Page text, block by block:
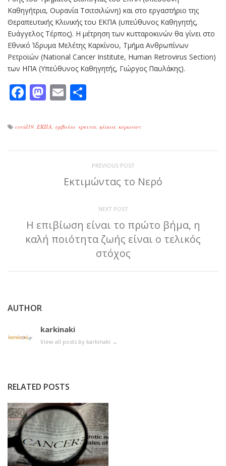
Καθηγήτρια, Ουρανία Τσιτσιλώνη) και στο εργαστήριο της
Θεραπευτικής Κλινικής του ΕΚΠΑ (υπεύθυνος Καθηγητής,
Ευάγγελος Τέρπος). Η μέτρηση των κυτταροκινών θα γίνει στο
Εθνικό Ίδρυμα Μελέτης Καρκίνου, Τμήμα Ανθρωπίνων
Ρετροϊών (National Cancer Institute, Human Retrovirus Section)
των ΗΠΑ (Υπεύθυνος Καθηγητής, Γιώργος Παυλάκης).
Facebook
Mastodon
Email
covid19, ΕΚΠΑ, εμβολιο, ερευνα, ηλικια, κορωνιος
PREVIOUS POST
Εκτιμώντας το Νερό
NEXT POST
Η επιβίωση είναι το πρώτο βήμα, η
καλή ποιότητα ζωής είναι ο τελικός
στόχος
AUTHOR
karkinaki
View all posts by karkinaki →
RELATED POSTS